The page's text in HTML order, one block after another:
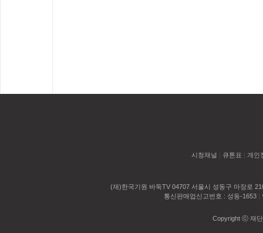
시청채널 | 큐톤표 | 개인
(재)한국기원 바둑TV 04707 서울시 성동구 마장로
통신판매업신고번호 : 성동-1653 |
Copyright ⓒ 재단